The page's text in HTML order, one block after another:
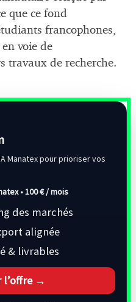
que ce fond
francophones,
voie de
travaux de recherche.
Manatex pour prioriser vos
•100 € / mois
des marchés
alignée
& livrables
l’offre →